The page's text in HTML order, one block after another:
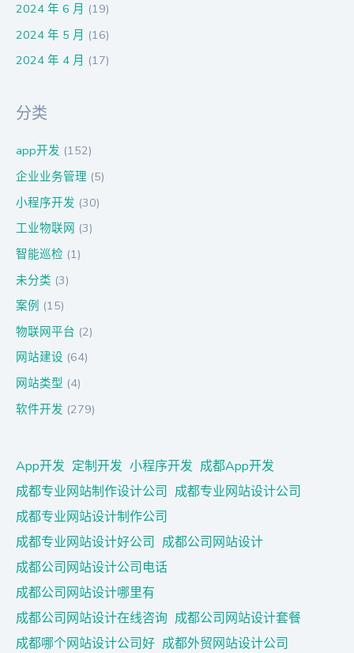
2024 年 6 月 (19)
2024 年 5 月 (16)
2024 年 4 月 (17)
分类
app开发 (152)
企业业务管理 (5)
小程序开发 (30)
工业物联网 (3)
智能巡检 (1)
未分类 (3)
案例 (15)
物联网平台 (2)
网站建设 (64)
网站类型 (4)
软件开发 (279)
App开发 定制开发 小程序开发 成都App开发
成都专业网站制作设计公司 成都专业网站设计公司
成都专业网站设计制作公司
成都专业网站设计好公司 成都公司网站设计
成都公司网站设计公司电话
成都公司网站设计哪里有
成都公司网站设计在线咨询 成都公司网站设计套餐
成都哪个网站设计公司好 成都外贸网站设计公司